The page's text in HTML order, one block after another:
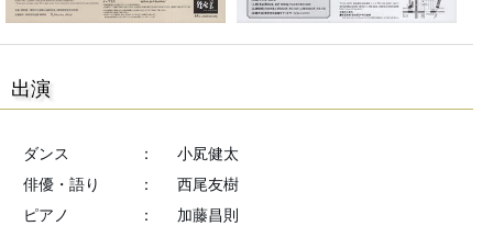
出演
ダンス ：
小㞍健太
俳優・語り
：
西尾友樹
ピアノ
：
加藤昌則